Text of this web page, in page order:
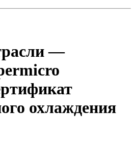
—
охлаждения